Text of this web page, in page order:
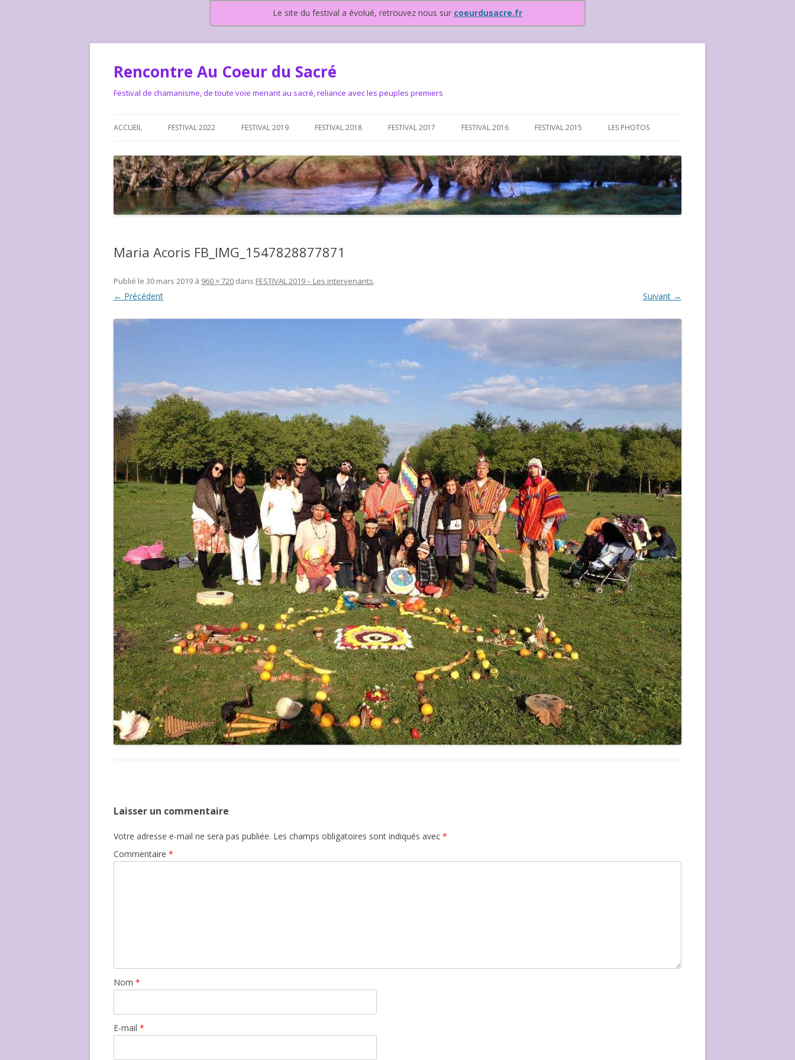
Le site du festival a évolué, retrouvez nous sur coeurdusacre.fr
Rencontre Au Coeur du Sacré
Festival de chamanisme, de toute voie menant au sacré, reliance avec les peuples premiers
ACCUEIL
LA CHARTE DU FESTIVAL
LE FESTIVAL DEPUIS 2015 – QUI
SOMMES-NOUS ?
LE FESTIVAL DEPUIS 2015…OU
ALLONS-NOUS ?
COMMENT FONCTIONNONS
FESTIVAL 2022 FESTIVAL 2019 FESTIVAL 2018 FESTIVAL 2017 FESTIVAL 2016 FESTIVAL 2015 LES PHOTOS
FESTIVAL 2016-PHOTOS
FESTIVAL 2017-PHOTOS ET
VIDÉOS
Maria Acoris FB_IMG_1547828877871
Publié le 30 mars 2019 à 960 × 720 dans FESTIVAL 2019 – Les intervenants.
← Précédent Suivant →
Laisser un commentaire
Votre adresse e-mail ne sera pas publiée. Les champs obligatoires sont indiqués avec *
Commentaire *
Nom *
E-mail *